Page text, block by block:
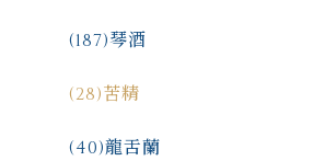
琴酒
(187)
苦精
(28)
龍舌蘭
(40)